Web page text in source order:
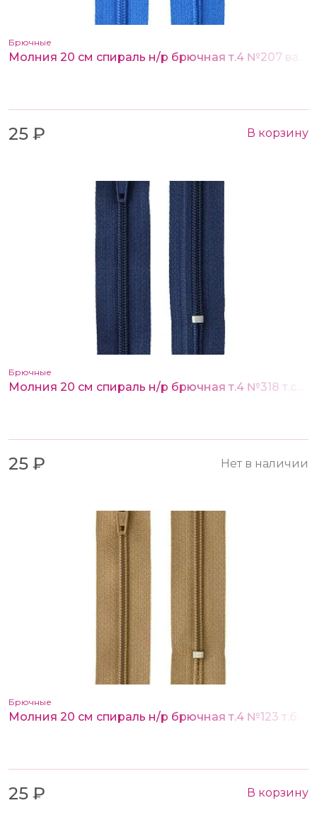
Брючные
25 ₽ В корзину
Брючные
25 ₽ Нет в наличии
Брючные
25 ₽ В корзину